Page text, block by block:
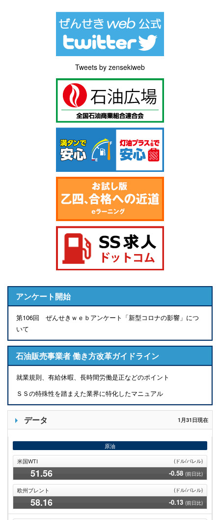
Tweets by zensekiweb
アンケート開始
第106回 ぜんせきｗｅｂアンケート「新型コロナの影響」につ
いて
石油販売事業者 働き方改革ガイドライン
就業規則、有給休暇、長時間労働是正などのポイント
ＳＳの特殊性を踏まえた業界に特化したマニュアル
データ 1月31日現在
原油
米国WTI
(ドル/バレル)
51.56 -0.58 (前日比)
欧州ブレント (ドル/バレル)
58.16 -0.13 (前日比)